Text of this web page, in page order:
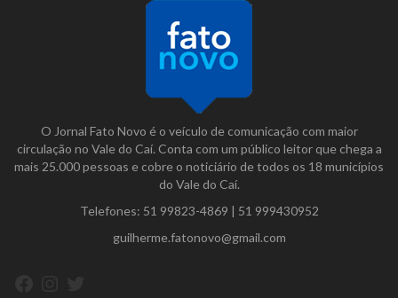
O Jornal Fato Novo é o veículo de comunicação com maior
circulação no Vale do Caí. Conta com um público leitor que chega a
mais 25.000 pessoas e cobre o noticiário de todos os 18 municípios
do Vale do Caí.
Telefones: 51 99823-4869 | 51 999430952
guilherme.fatonovo@gmail.com